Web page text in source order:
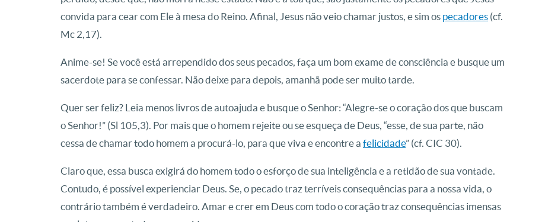
convida para cear com Ele à mesa do Reino. Afinal, Jesus não veio chamar justos, e sim os pecadores (cf.
Mc 2,17).
Anime-se! Se você está arrependido dos seus pecados, faça um bom exame de consciência e busque um
sacerdote para se confessar. Não deixe para depois, amanhã pode ser muito tarde.
Quer ser feliz? Leia menos livros de autoajuda e busque o Senhor: “Alegre-se o coração dos que buscam
o Senhor!” (Sl 105,3). Por mais que o homem rejeite ou se esqueça de Deus, “esse, de sua parte, não
cessa de chamar todo homem a procurá-lo, para que viva e encontre a felicidade” (cf. CIC 30).
Claro que, essa busca exigirá do homem todo o esforço de sua inteligência e a retidão de sua vontade.
Contudo, é possível experienciar Deus. Se, o pecado traz terríveis consequências para a nossa vida, o
contrário também é verdadeiro. Amar e crer em Deus com todo o coração traz consequências imensas